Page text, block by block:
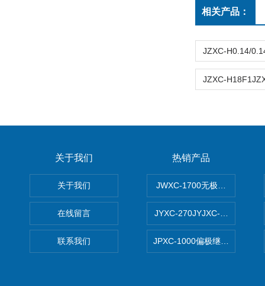
相关产品：
关于我们
关于我们
在线留言
联系我们
热销产品
JWXC-1700无极继电器
JYXC-270JYJXC-135/220
JPXC-1000偏极继电器 南铁